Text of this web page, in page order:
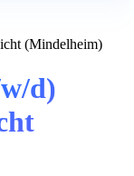
(Mindelheim)
d)